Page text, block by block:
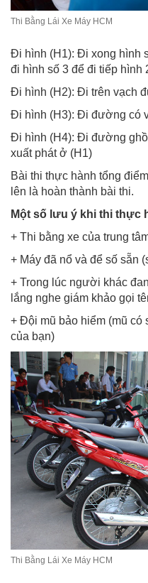
Thi Bằng Lái Xe Máy HCM
Đi hình (H1): Đi xong hình
đi hình số 3 để đi tiếp hình
Đi hình (H2): Đi trên vạch
Đi hình (H3): Đi đường có
Đi hình (H4): Đi đường
xuất phát ở (H1)
Bài thi thực hành tổng
lên là hoàn thành bài thi.
Một số lưu ý khi thi thực
+ Thi bằng xe của trung
+ Máy đã nổ và để số sẵn
+ Trong lúc người khác
lắng nghe giám khảo gọi
+ Đội mũ bảo hiểm (mũ có
của bạn)
Thi Bằng Lái Xe Máy HCM